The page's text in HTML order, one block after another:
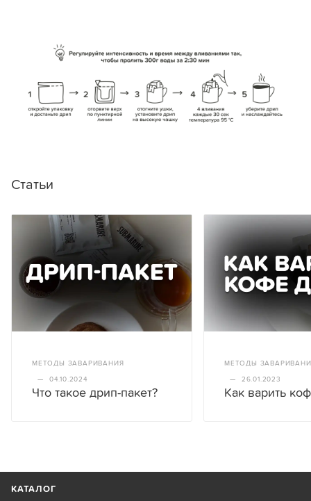
Статьи
МЕТОДЫ ЗАВАРИВАНИЯ
— 04.10.2024
Что такое дрип-пакет?
МЕТОДЫ
— 26.01.2023
Как варить
КАТАЛОГ